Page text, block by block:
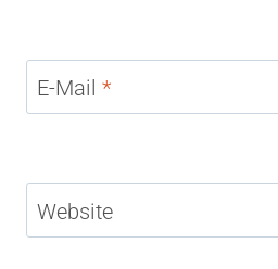
E-Mail *
Website